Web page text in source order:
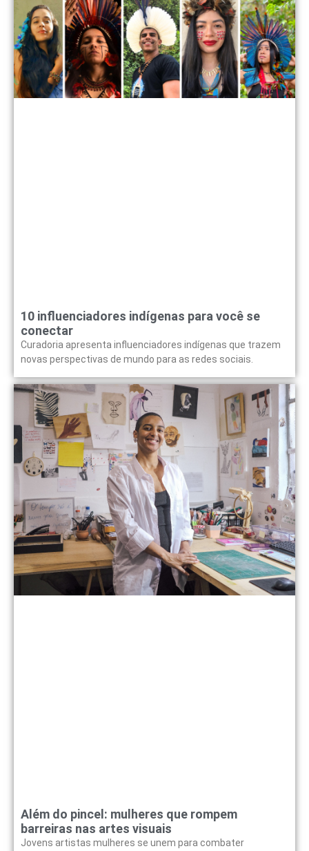
10 influenciadores indígenas para você se
conectar
Curadoria apresenta influenciadores indígenas que trazem
novas perspectivas de mundo para as redes sociais.
Além do pincel: mulheres que rompem
barreiras nas artes visuais
Jovens artistas mulheres se unem para combater